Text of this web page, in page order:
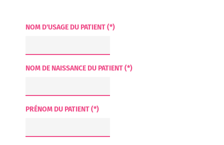
NOM D'USAGE DU PATIENT (*)
NOM DE NAISSANCE DU PATIENT (*)
PRÉNOM DU PATIENT (*)